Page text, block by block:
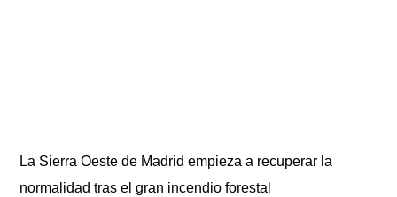
La Sierra Oeste de Madrid empieza a recuperar la
normalidad tras el gran incendio forestal